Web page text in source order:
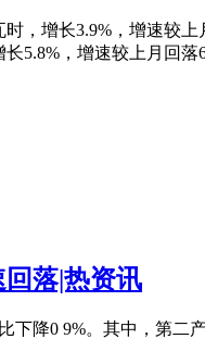
，增长3.9%，增速较
5.8%，增速较上月回落
落|热资讯
下降0 9%。其中，第二